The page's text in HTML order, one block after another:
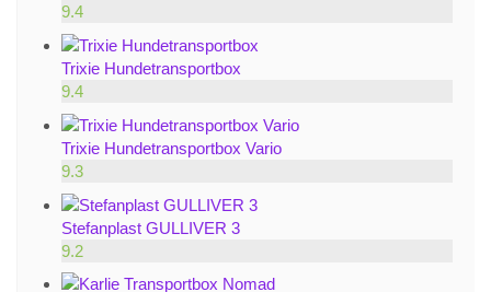
9.4
Trixie Hundetransportbox
9.4
Trixie Hundetransportbox Vario
9.3
Stefanplast GULLIVER 3
9.2